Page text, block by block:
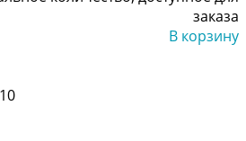
заказа
В корзину